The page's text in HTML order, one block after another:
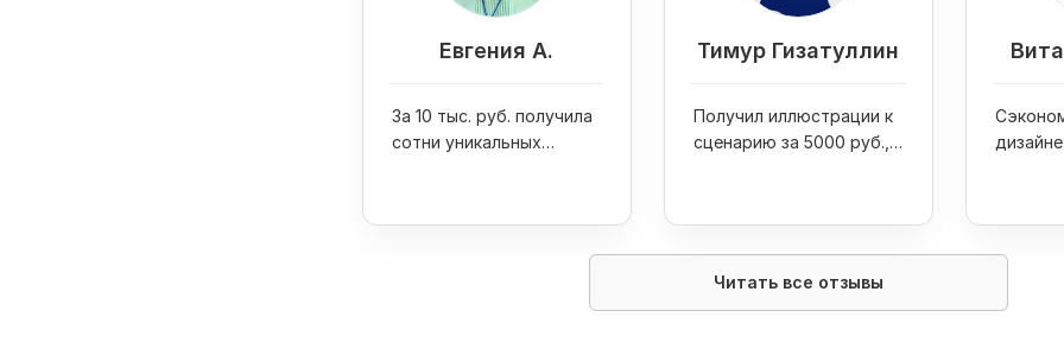
Евгения А.
За 10 тыс. руб. получила
сотни уникальных
Тимур Гизатуллин
Получил иллюстрации к
сценарию за 5000 руб.,
проекта
Читать все отзывы